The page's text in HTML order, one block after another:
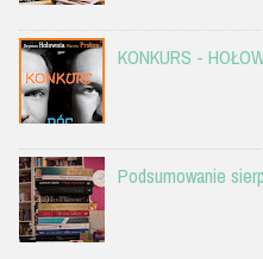
KONKURS -
Podsumowanie